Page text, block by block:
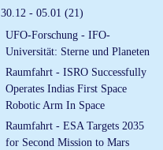
30.12 - 05.01 (21)
UFO-Forschung - IFO-
Universität: Sterne und Planeten
Raumfahrt - ISRO Successfully
Operates Indias First Space
Robotic Arm In Space
Raumfahrt - ESA Targets 2035
for Second Mission to Mars